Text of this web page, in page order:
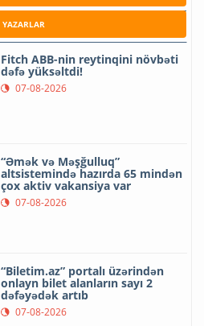
YAZARLAR
Fitch ABB-nin reytinqini növbəti
dəfə yüksəltdi!
07-08-2026
“Əmək və Məşğulluq”
altsistemində hazırda 65 mindən
çox aktiv vakansiya var
07-08-2026
“Biletim.az” portalı üzərindən
onlayn bilet alanların sayı 2
dəfəyədək artıb
07-08-2026